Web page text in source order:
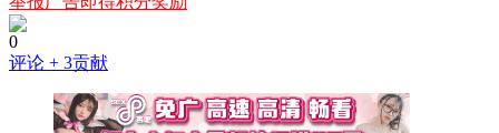
0
评论 + 3贡献